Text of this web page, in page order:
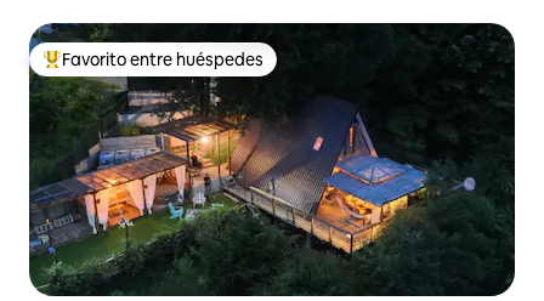
De los mejores en Favorito entre huéspedes
Favorito entre huéspedes